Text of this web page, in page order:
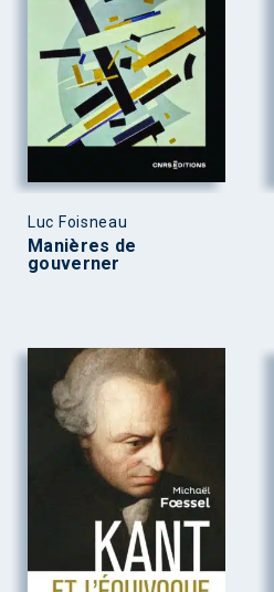
Luc Foisneau
Manières de
gouverner